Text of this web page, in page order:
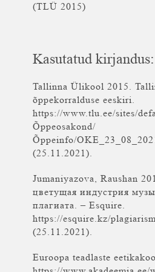
(TLÜ 2015)
Kasutatud kirjandus:
Tallinna Ülikool 2015.
õppekorralduse eeskiri.
https://www.tlu.ee/sites/
Õppeosakond/
Õppeinfo/
(25.11.2021).
Jumaniyazova, Raushan
цветущая индустрия
плагиата. – Esquire.
https://esquire.kz/
(25.11.2021).
Euroopa teadlaste